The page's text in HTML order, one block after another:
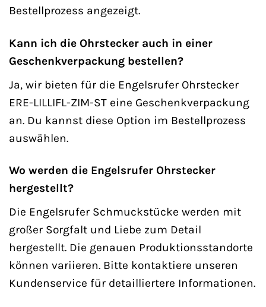
Bestellprozess angezeigt.
Kann ich die Ohrstecker auch in einer
Geschenkverpackung bestellen?
Ja, wir bieten für die Engelsrufer Ohrstecker
ERE-LILLIFL-ZIM-ST eine Geschenkverpackung
an. Du kannst diese Option im Bestellprozess
auswählen.
Wo werden die Engelsrufer Ohrstecker
hergestellt?
Die Engelsrufer Schmuckstücke werden mit
großer Sorgfalt und Liebe zum Detail
hergestellt. Die genauen Produktionsstandorte
können variieren. Bitte kontaktiere unseren
Kundenservice für detailliertere Informationen.